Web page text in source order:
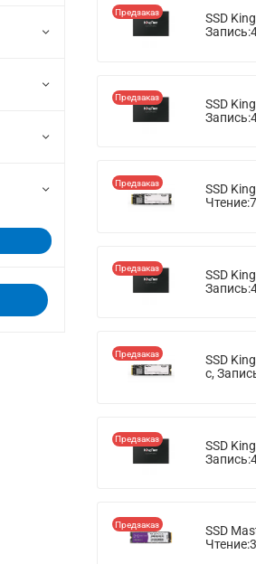
Предзаказ
SSD
Предзаказ
SSD
Предзаказ
SSD
Предзаказ
SSD
Предзаказ
SSD
с,
Предзаказ
SSD
Предзаказ
SSD